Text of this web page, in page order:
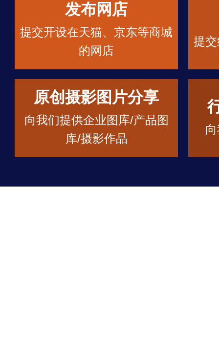
发布网店
提交开设在天猫、京东等商城
的网店
提
原创摄影图片分享
向我们提供企业图库/产品图
库/摄影作品